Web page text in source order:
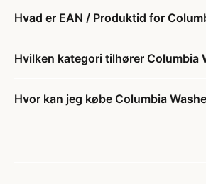
Hvad er EAN / Produktid for
Hvilken kategori tilhører Columbia
Hvor kan jeg købe Columbia